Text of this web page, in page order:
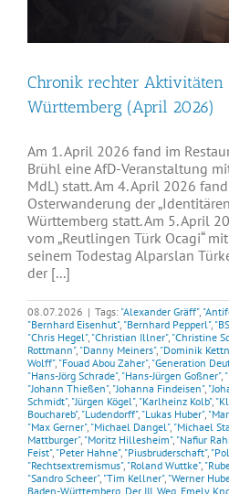
Chronik rechter Aktivitäten
Württemberg (April 2026)
Am 1. April 2026 fand im
Brühl eine AfD-Veranstaltung
MdL) statt. Am 4. April 2026
Osterwanderung der
Württemberg statt. Am 5. April
vom „Reutlingen Türk Ocagi“
seinem Todestag Alparslan
der [...]
08.07.2026 | Tags: "Alexander Gräff",
"Bernhard Eisenhut", "Bernhard Pepperl",
"Chris Hegel", "Christian Illner", "Christine
Rottmann", "Danny Meiners", "Dominik
Wolff", "Fouad Abou Zaher", "Generation
"Hans-Jörg Schrade", "Hans-Jürgen Goßner",
"Johann Thießen", "Johanna Findeisen",
Schmidt", "Jürgen Kögel", "Karlheinz Kolb",
Bouchareb", "Ludendorff", "Lukas Huber",
"Max Gerner", "Michael Dangel", "Michael
Mattburger", "Moritz Hillesheim", "Nafiur
Feist", "Peter Hahne", "Piusbruderschaft",
"Rechtsextremismus", "Roland Wuttke",
"Sandro Scheer", "Tim Kellner", "Werner
Baden-Württemberg, Der III. Weg, Emely